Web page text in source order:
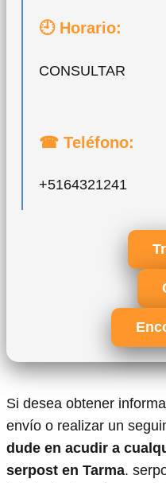
🕘 Horario:
CONSULTAR
☎ Teléfono:
+5164321241
Si desea obtener
envío o realizar un
dude en acudir a
serpost en Tarma.